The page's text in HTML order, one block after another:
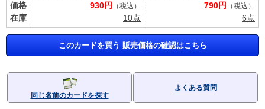
価格
在庫
930円
（税込）
10点
790円
（税込）
6点
このカードを買う 販売価格の確認はこちら
同じ名前のカードを探す
よくある質問